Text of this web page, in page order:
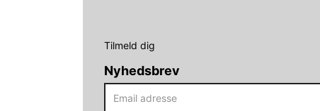
Tilmeld dig
Nyhedsbrev